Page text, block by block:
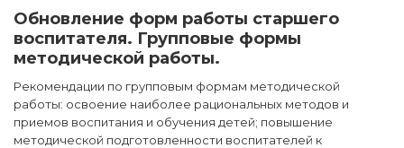
Обновление форм работы старшего
воспитателя. Групповые формы
методической работы.
Рекомендации по групповым формам методической
работы: освоение наиболее рациональных методов и
приемов воспитания и обучения детей; повышение
методической подготовленности воспитателей к